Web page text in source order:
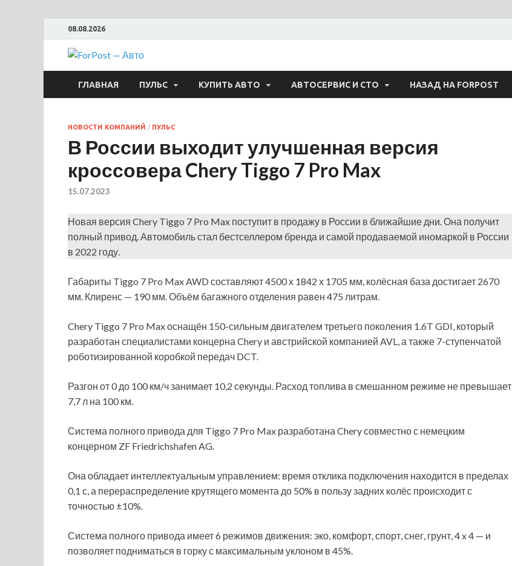
08.08.2026
ForPost — Авто
ГЛАВНАЯ ПУЛЬС КУПИТЬ АВТО АВТОСЕРВИС И СТО НАЗАД НА FORPOST
НОВОСТИ КОМПАНИЙ / ПУЛЬС
В России выходит улучшенная версия
кроссовера Chery Tiggo 7 Pro Max
15.07.2023
Новая версия Chery Tiggo 7 Pro Max поступит в продажу в России в ближайшие дни. Она получит
полный привод. Автомобиль стал бестселлером бренда и самой продаваемой иномаркой в России
в 2022 году.
Габариты Tiggo 7 Pro Max AWD составляют 4500 х 1842 х 1705 мм, колёсная база достигает 2670
мм. Клиренс — 190 мм. Объём багажного отделения равен 475 литрам.
Chery Tiggo 7 Pro Max оснащён 150-сильным двигателем третьего поколения 1.6T GDI, который
разработан специалистами концерна Chery и австрийской компанией AVL, а также 7-ступенчатой
роботизированной коробкой передач DCT.
Разгон от 0 до 100 км/ч занимает 10,2 секунды. Расход топлива в смешанном режиме не превышает
7,7 л на 100 км.
Система полного привода для Tiggo 7 Pro Max разработана Chery совместно с немецким
концерном ZF Friedrichshafen AG.
Она обладает интеллектуальным управлением: время отклика подключения находится в пределах
0,1 с, а перераспределение крутящего момента до 50% в пользу задних колёс происходит с
точностью ±10%.
Система полного привода имеет 6 режимов движения: эко, комфорт, спорт, снег, грунт, 4 x 4 — и
позволяет подниматься в горку с максимальным уклоном в 45%.